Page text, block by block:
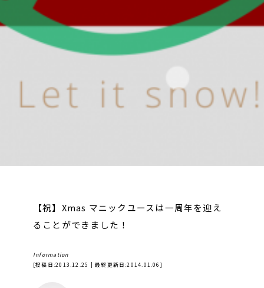
【祝】Xmas マニックユースは一周年を迎え
ることができました！
Information
[投稿日:2013.12.25 | 最終更新日:2014.01.06 ]